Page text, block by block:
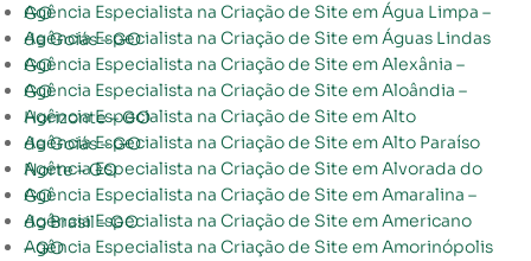
Agência Especialista na Criação de Site em Água Limpa – GO
Agência Especialista na Criação de Site em Águas Lindas de Goiás – GO
Agência Especialista na Criação de Site em Alexânia – GO
Agência Especialista na Criação de Site em Aloândia – GO
Agência Especialista na Criação de Site em Alto Horizonte – GO
Agência Especialista na Criação de Site em Alto Paraíso de Goiás – GO
Agência Especialista na Criação de Site em Alvorada do Norte – GO
Agência Especialista na Criação de Site em Amaralina – GO
Agência Especialista na Criação de Site em Americano do Brasil – GO
Agência Especialista na Criação de Site em Amorinópolis – GO